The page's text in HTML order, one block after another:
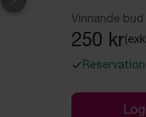
Nästa
Vinnande bud
250 kr